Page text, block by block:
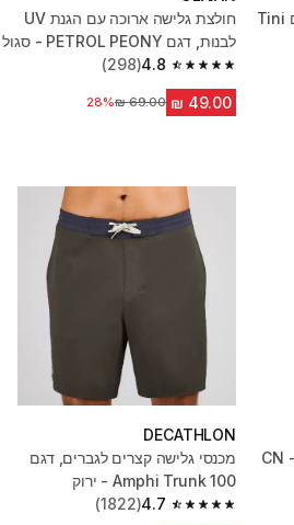
מכנסי גלישה קצרים לנשים, דגם Tini
חולצת גלישה ארוכה עם הגנת UV
לבנות, דגם PETROL PEONY - סגול
4.8
4.8 out of 5 stars from 298 reviews
(298)
מחיר לפני הנחה‏69.00 ₪
28%
בגד ים שלם לנשים עם חצאית - CN
DECATHLON
מכנסי גלישה קצרים לגברים, דגם
100 Amphi Trunk - ירוק
4.7
4.7 out of 5 stars from 1822 reviews
(1822)